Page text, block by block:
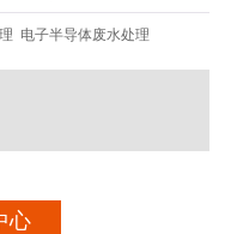
电子半导体废水处理
心